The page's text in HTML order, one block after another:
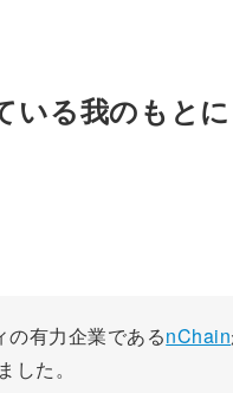
いる我のもとに
有力企業であるnChain
た。